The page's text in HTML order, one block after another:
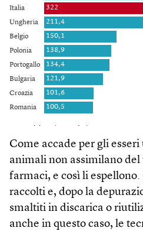
Come accade per gli
animali non assimilano
farmaci, e così li
raccolti e, dopo la
smaltiti in discarica o
anche in questo caso, le